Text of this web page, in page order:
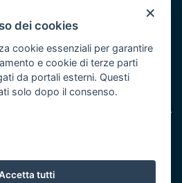
Puglia
del POR Puglia 2014/2020 -
×
dei cookies
cookie essenziali per garantire
e cookie di terze parti
da portali esterni. Questi
solo dopo il consenso.
tutti